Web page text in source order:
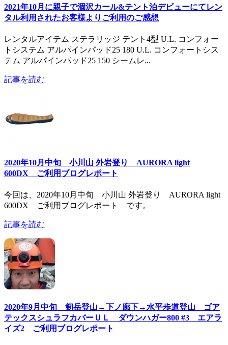
2021年10月に親子で涸沢カール&テント泊デビューにてレン
タル利用されたお客様よりご利用のご感想
レンタルアイテム ステラリッジ テント4型 U.L. コンフォー
トシステム アルパインパッド25 180 U.L. コンフォートシス
テム アルパインパッド25 150 シームレ...
記事を読む
2020年10月中旬 小川山 外岩登り AURORA light
600DX ご利用ブログレポート
今回は、2020年10月中旬 小川山 外岩登り AURORA light
600DX ご利用ブログレポート です。
記事を読む
2020年9月中旬 剱岳登山→下ノ廊下→水平歩道登山 ゴア
テックスシュラフカバーＵＬ ダウンハガー800 #3 エアラ
イズ2 ご利用ブログレポート